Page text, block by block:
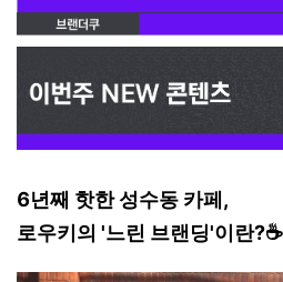
6년째 핫한 성수동 카페,
로우키의 '느린 브랜딩'이란?☕